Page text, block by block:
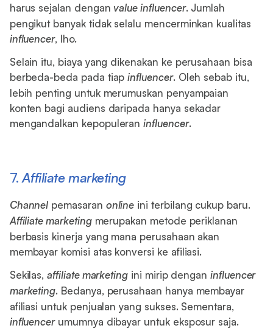
harus sejalan denganvalue influencer. Jumlah
pengikut banyak tidak selalu mencerminkan kualitas
influencer, lho.
Selain itu, biaya yang dikenakan ke perusahaan bisa
berbeda-beda pada tiapinfluencer. Oleh sebab itu,
lebih penting untuk merumuskan penyampaian
konten bagi audiens daripada hanya sekadar
mengandalkan kepopuleraninfluencer.
7.Affiliate marketing
Channel pemasaran online ini terbilang cukup baru.
Affiliate marketingmerupakan metode periklanan
berbasis kinerja yang mana perusahaan akan
membayar komisi atas konversi ke afiliasi.
Sekilas,affiliate marketing ini mirip dengan influencer
marketing. Bedanya, perusahaan hanya membayar
afiliasi untuk penjualan yang sukses. Sementara,
influencerumumnya dibayar untuk eksposur saja.